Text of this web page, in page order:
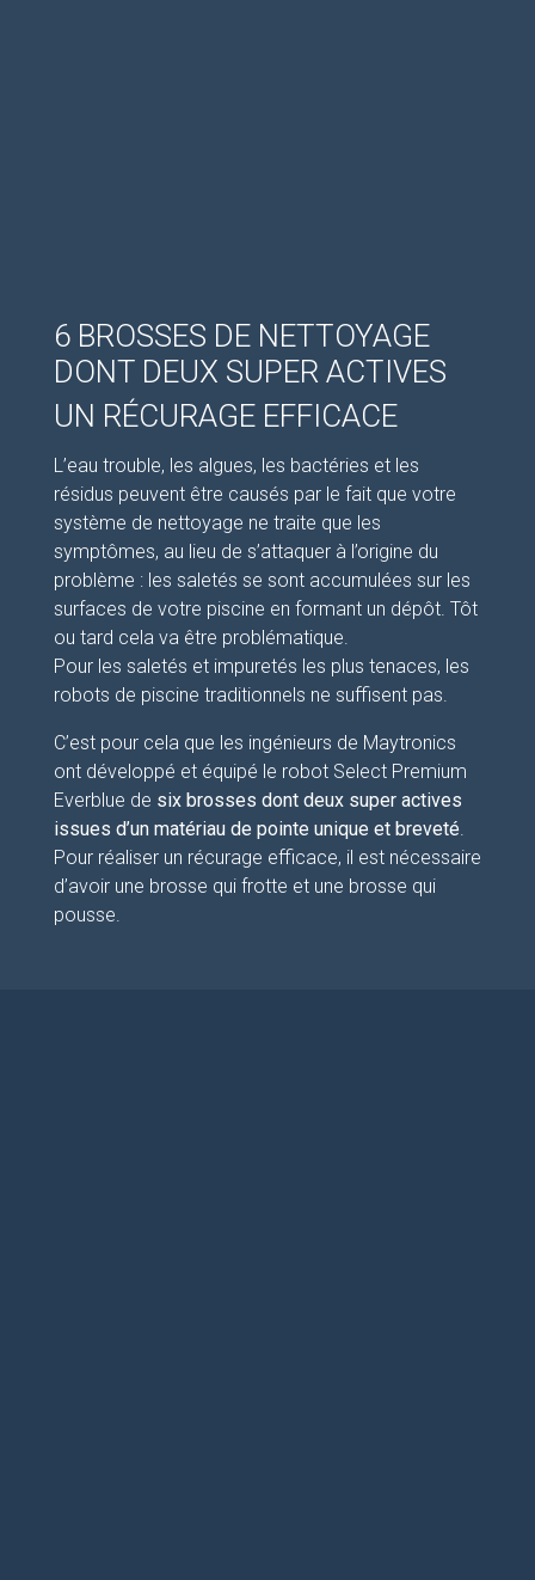
6 BROSSES DE NETTOYAGE
DONT DEUX SUPER ACTIVES
UN RÉCURAGE EFFICACE
L’eau trouble, les algues, les bactéries et les
résidus peuvent être causés par le fait que votre
système de nettoyage ne traite que les
symptômes, au lieu de s’attaquer à l’origine du
problème : les saletés se sont accumulées sur les
surfaces de votre piscine en formant un dépôt. Tôt
ou tard cela va être problématique.
Pour les saletés et impuretés les plus tenaces, les
robots de piscine traditionnels ne suffisent pas.
C’est pour cela que les ingénieurs de Maytronics
ont développé et équipé le robot Select Premium
Everblue de six brosses dont deux super actives
issues d’un matériau de pointe unique et breveté.
Pour réaliser un récurage efficace, il est nécessaire
d’avoir une brosse qui frotte et une brosse qui
pousse.